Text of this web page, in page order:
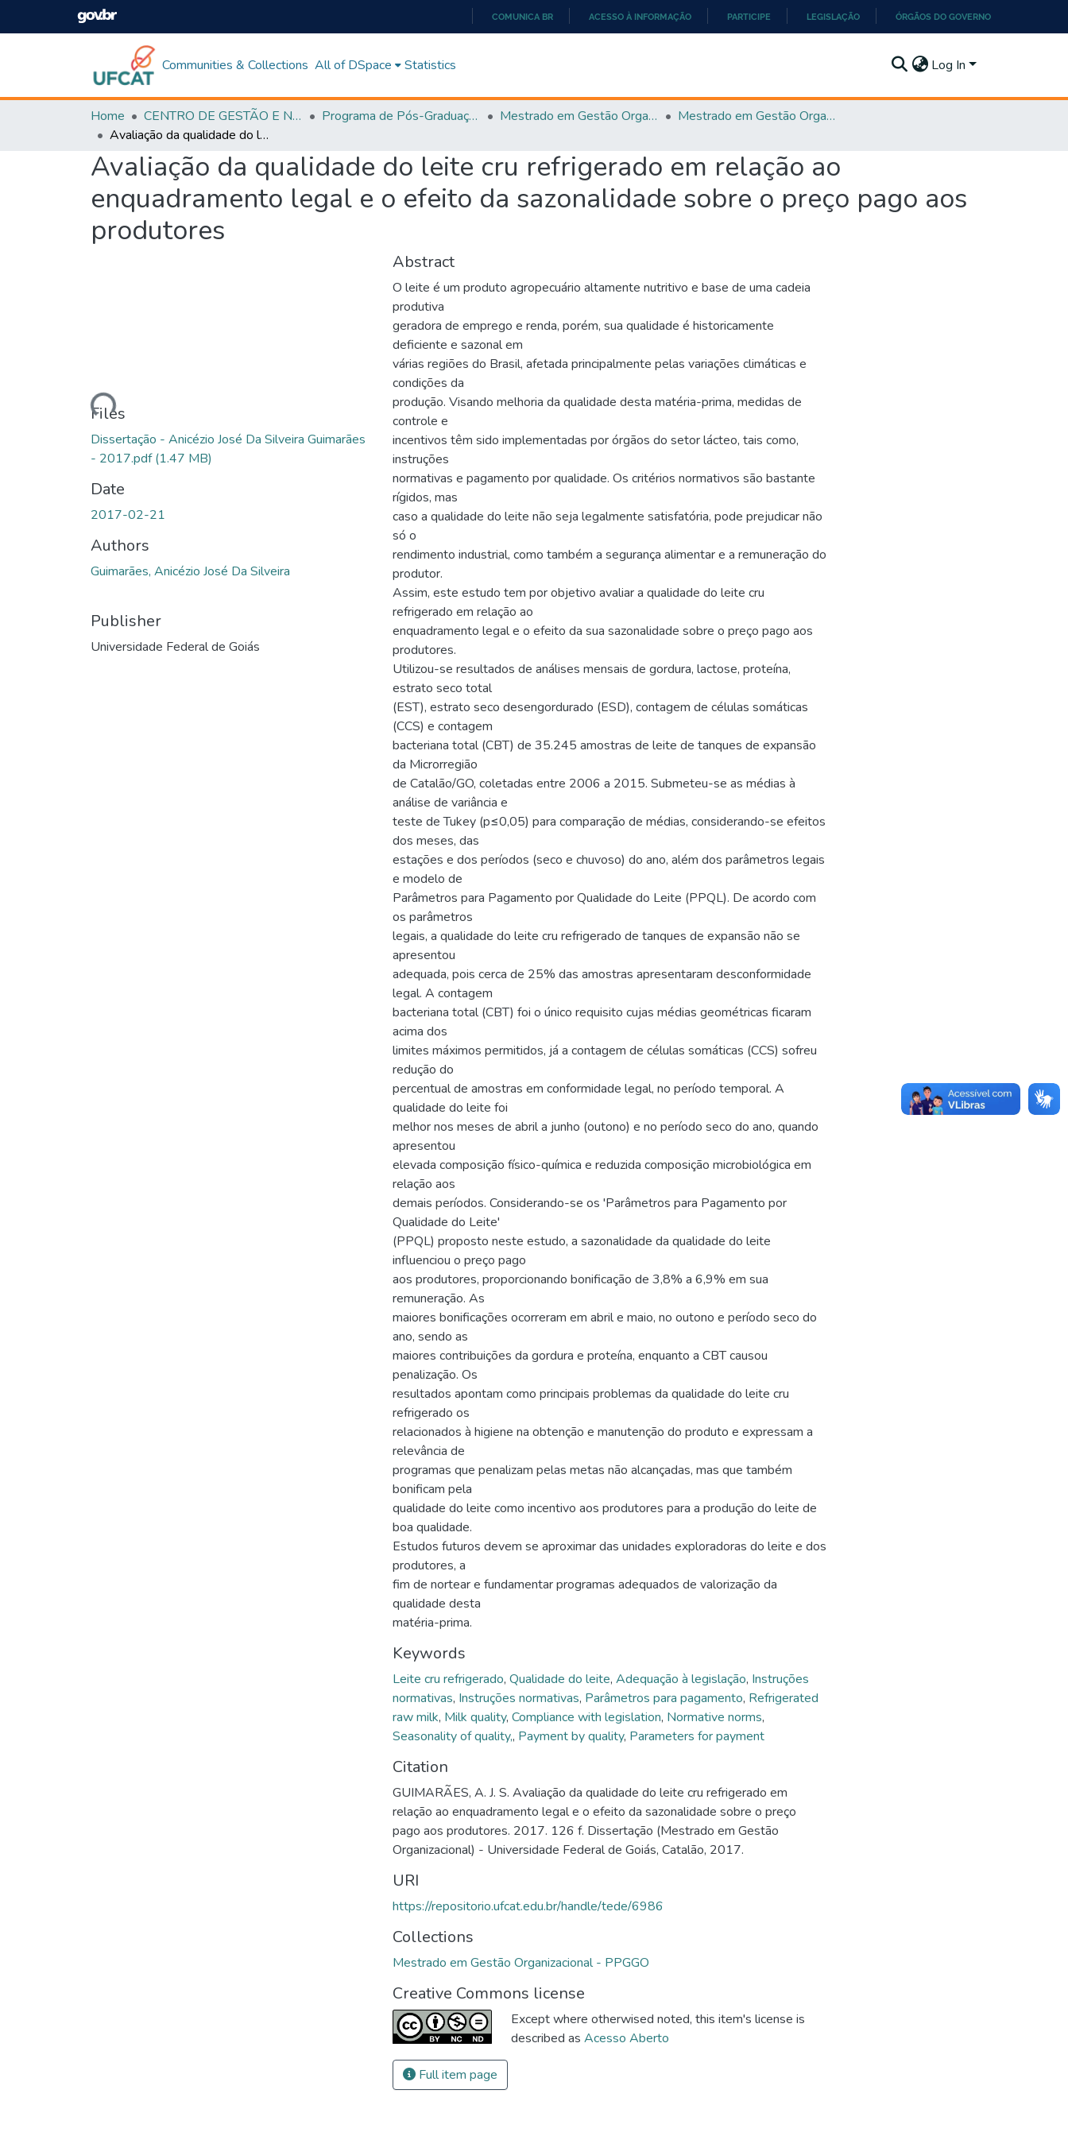
CONTEÚDO
COMUNICA BR ACESSO À INFORMAÇÃO PARTICIPE LEGISLAÇÃO ÓRGÃOS DO GOVERNO
Communities & Collections All of DSpace Statistics Log In
Home CENTRO DE GESTÃO E NEGÓCIOS Programa de Pós-Graduação em Gestão Organizacional (PPGGO) Mestrado em Gestão Organizacional - PPGGO
Mestrado em Gestão Organizacional - PPGGO
Avaliação da qualidade do leite cru refrigerado em relação ao enquadramento legal e o efeito da sazonalidade sobre o preço pago aos produtores
Avaliação da qualidade do leite cru refrigerado em relação ao
enquadramento legal e o efeito da sazonalidade sobre o preço pago aos
produtores
Loading...
Files
Dissertação - Anicézio José Da Silveira Guimarães
- 2017.pdf(1.47 MB)
Date
2017-02-21
Authors
Guimarães, Anicézio José Da Silveira
Publisher
Universidade Federal de Goiás
Abstract
O leite é um produto agropecuário altamente nutritivo e base de uma cadeia
produtiva
geradora de emprego e renda, porém, sua qualidade é historicamente
deficiente e sazonal em
várias regiões do Brasil, afetada principalmente pelas variações climáticas e
condições da
produção. Visando melhoria da qualidade desta matéria-prima, medidas de
controle e
incentivos têm sido implementadas por órgãos do setor lácteo, tais como,
instruções
normativas e pagamento por qualidade. Os critérios normativos são bastante
rígidos, mas
caso a qualidade do leite não seja legalmente satisfatória, pode prejudicar não
só o
rendimento industrial, como também a segurança alimentar e a remuneração do
produtor.
Assim, este estudo tem por objetivo avaliar a qualidade do leite cru
refrigerado em relação ao
enquadramento legal e o efeito da sua sazonalidade sobre o preço pago aos
produtores.
Utilizou-se resultados de análises mensais de gordura, lactose, proteína,
estrato seco total
(EST), estrato seco desengordurado (ESD), contagem de células somáticas
(CCS) e contagem
bacteriana total (CBT) de 35.245 amostras de leite de tanques de expansão
da Microrregião
de Catalão/GO, coletadas entre 2006 a 2015. Submeteu-se as médias à
análise de variância e
teste de Tukey (p≤0,05) para comparação de médias, considerando-se efeitos
dos meses, das
estações e dos períodos (seco e chuvoso) do ano, além dos parâmetros legais
e modelo de
Parâmetros para Pagamento por Qualidade do Leite (PPQL). De acordo com
os parâmetros
legais, a qualidade do leite cru refrigerado de tanques de expansão não se
apresentou
adequada, pois cerca de 25% das amostras apresentaram desconformidade
legal. A contagem
bacteriana total (CBT) foi o único requisito cujas médias geométricas ficaram
acima dos
limites máximos permitidos, já a contagem de células somáticas (CCS) sofreu
redução do
percentual de amostras em conformidade legal, no período temporal. A
qualidade do leite foi
melhor nos meses de abril a junho (outono) e no período seco do ano, quando
apresentou
elevada composição físico-química e reduzida composição microbiológica em
relação aos
demais períodos. Considerando-se os 'Parâmetros para Pagamento por
Qualidade do Leite'
(PPQL) proposto neste estudo, a sazonalidade da qualidade do leite
influenciou o preço pago
aos produtores, proporcionando bonificação de 3,8% a 6,9% em sua
remuneração. As
maiores bonificações ocorreram em abril e maio, no outono e período seco do
ano, sendo as
maiores contribuições da gordura e proteína, enquanto a CBT causou
penalização. Os
resultados apontam como principais problemas da qualidade do leite cru
refrigerado os
relacionados à higiene na obtenção e manutenção do produto e expressam a
relevância de
programas que penalizam pelas metas não alcançadas, mas que também
bonificam pela
qualidade do leite como incentivo aos produtores para a produção do leite de
boa qualidade.
Estudos futuros devem se aproximar das unidades exploradoras do leite e dos
produtores, a
fim de nortear e fundamentar programas adequados de valorização da
qualidade desta
matéria-prima.
Keywords
Leite cru refrigerado, Qualidade do leite, Adequação à legislação, Instruções
normativas, Instruções normativas, Parâmetros para pagamento, Refrigerated
raw milk, Milk quality, Compliance with legislation, Normative norms,
Seasonality of quality,, Payment by quality, Parameters for payment
Citation
GUIMARÃES, A. J. S. Avaliação da qualidade do leite cru refrigerado em
relação ao enquadramento legal e o efeito da sazonalidade sobre o preço
pago aos produtores. 2017. 126 f. Dissertação (Mestrado em Gestão
Organizacional) - Universidade Federal de Goiás, Catalão, 2017.
URI
https://repositorio.ufcat.edu.br/handle/tede/6986
Collections
Mestrado em Gestão Organizacional - PPGGO
Creative Commons license
Except where otherwised noted, this item's license is
described as Acesso Aberto
Full item page